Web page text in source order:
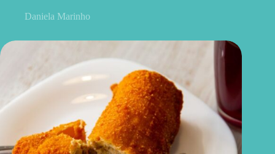
Daniela Marinho